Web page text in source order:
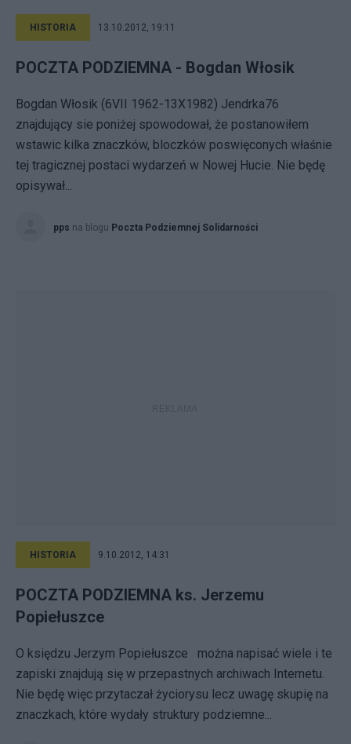
HISTORIA 13.10.2012, 19:11
POCZTA PODZIEMNA - Bogdan Włosik
Bogdan Włosik (6VII 1962-13X1982) Jendrka76
znajdujący sie poniżej spowodował, że postanowiłem
wstawic kilka znaczków, bloczków poswięconych właśnie
tej tragicznej postaci wydarzeń w Nowej Hucie. Nie będę
opisywał...
pps na blogu Poczta Podziemnej Solidarności
HISTORIA 9.10.2012, 14:31
POCZTA PODZIEMNA ks. Jerzemu
Popiełuszce
O księdzu Jerzym Popiełuszce można napisać wiele i te
zapiski znajdują się w przepastnych archiwach Internetu.
Nie będę więc przytaczał życiorysu lecz uwagę skupię na
znaczkach, które wydały struktury podziemne...